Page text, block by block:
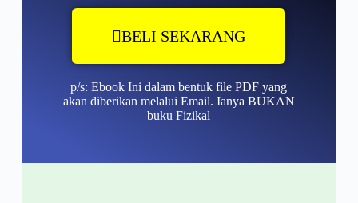
BELI SEKARANG
p/s: Ebook Ini dalam bentuk file PDF yang
akan diberikan melalui Email. Ianya BUKAN
buku Fizikal